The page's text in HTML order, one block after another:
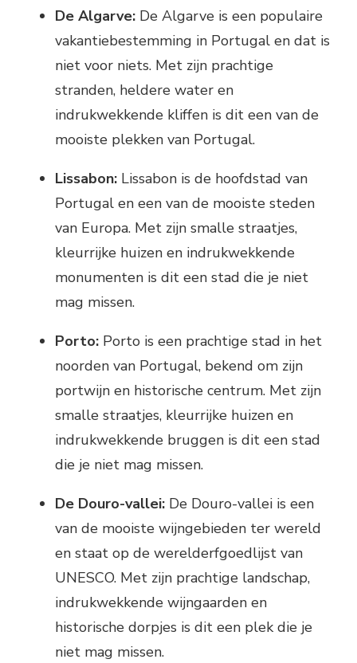
De Algarve: De Algarve is een populaire
vakantiebestemming in Portugal en dat is
niet voor niets. Met zijn prachtige
stranden, heldere water en
indrukwekkende kliffen is dit een van de
mooiste plekken van Portugal.
Lissabon: Lissabon is de hoofdstad van
Portugal en een van de mooiste steden
van Europa. Met zijn smalle straatjes,
kleurrijke huizen en indrukwekkende
monumenten is dit een stad die je niet
mag missen.
Porto: Porto is een prachtige stad in het
noorden van Portugal, bekend om zijn
portwijn en historische centrum. Met zijn
smalle straatjes, kleurrijke huizen en
indrukwekkende bruggen is dit een stad
die je niet mag missen.
De Douro-vallei: De Douro-vallei is een
van de mooiste wijngebieden ter wereld
en staat op de werelderfgoedlijst van
UNESCO. Met zijn prachtige landschap,
indrukwekkende wijngaarden en
historische dorpjes is dit een plek die je
niet mag missen.